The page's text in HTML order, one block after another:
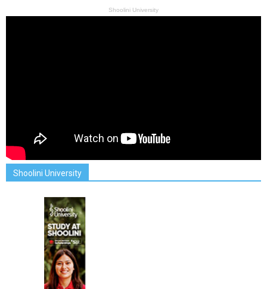
Shoolini University
Shoolini University